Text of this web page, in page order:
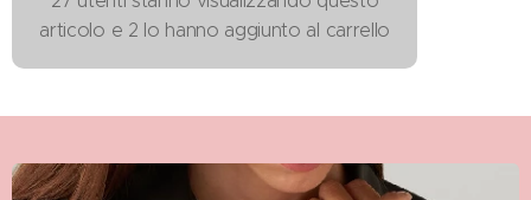
articolo e 2 lo hanno aggiunto al carrello